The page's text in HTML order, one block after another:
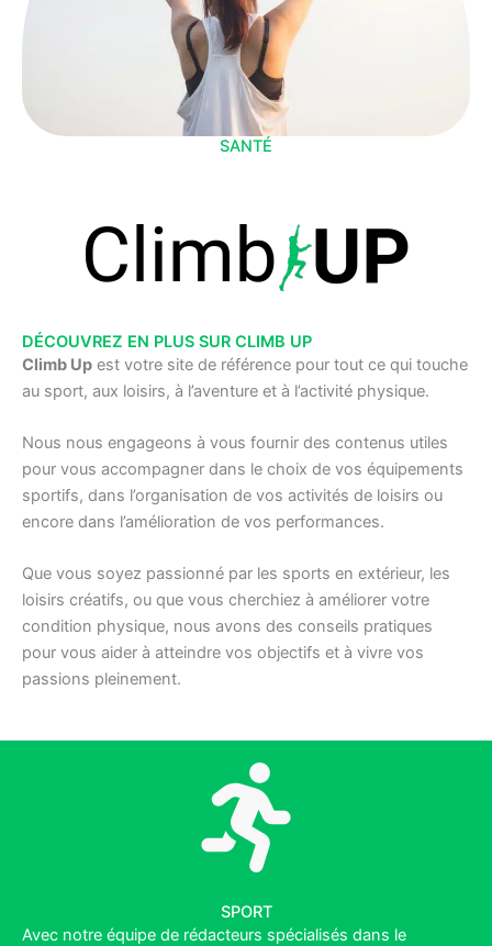
SANTÉ
DÉCOUVREZ EN PLUS SUR CLIMB UP
Climb Up est votre site de référence pour tout ce qui touche
au sport, aux loisirs, à l’aventure et à l’activité physique.
Nous nous engageons à vous fournir des contenus utiles
pour vous accompagner dans le choix de vos équipements
sportifs, dans l’organisation de vos activités de loisirs ou
encore dans l’amélioration de vos performances.
Que vous soyez passionné par les sports en extérieur, les
loisirs créatifs, ou que vous cherchiez à améliorer votre
condition physique, nous avons des conseils pratiques
pour vous aider à atteindre vos objectifs et à vivre vos
passions pleinement.
SPORT
Avec notre équipe de rédacteurs spécialisés dans le